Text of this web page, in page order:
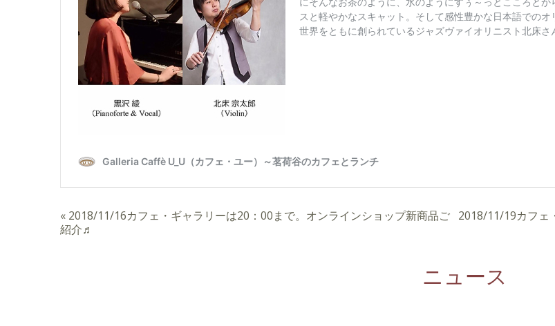
« 2018/11/16カフェ・ギャラリーは20：00まで。オンラインショップ新商品ご
紹介♬
2018/11/19カフェ
ニュース